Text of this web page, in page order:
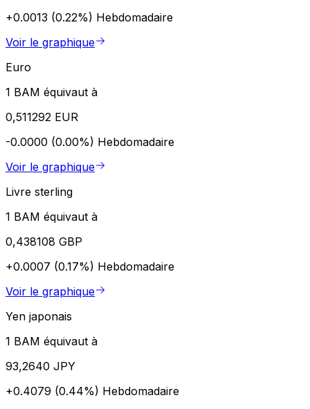
+0.0013 (0.22%) Hebdomadaire
Voir le graphique
Euro
1 BAM équivaut à
0,511292 EUR
-0.0000 (0.00%) Hebdomadaire
Voir le graphique
Livre sterling
1 BAM équivaut à
0,438108 GBP
+0.0007 (0.17%) Hebdomadaire
Voir le graphique
Yen japonais
1 BAM équivaut à
93,2640 JPY
+0.4079 (0.44%) Hebdomadaire